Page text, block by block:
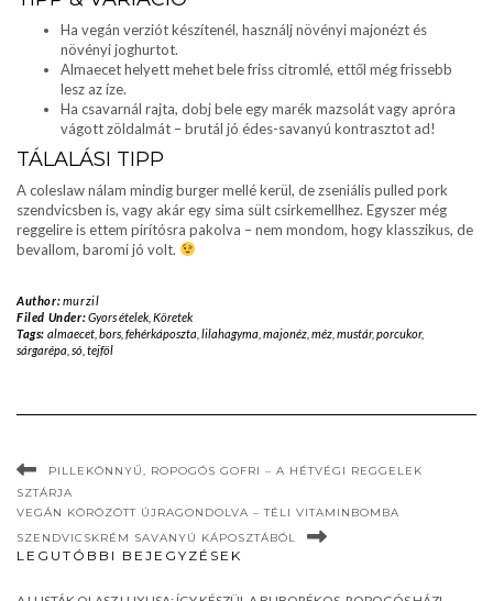
Ha vegán verziót készítenél, használj növényi majonézt és
növényi joghurtot.
Almaecet helyett mehet bele friss citromlé, ettől még frissebb
lesz az íze.
Ha csavarnál rajta, dobj bele egy marék mazsolát vagy apróra
vágott zöldalmát – brutál jó édes-savanyú kontrasztot ad!
TÁLALÁSI TIPP
A coleslaw nálam mindig burger mellé kerül, de zseniális pulled pork
szendvicsben is, vagy akár egy sima sült csirkemellhez. Egyszer még
reggelire is ettem pirítósra pakolva – nem mondom, hogy klasszikus, de
bevallom, baromi jó volt.
Author:murzil
Filed Under:Gyors ételek, Köretek
Tags: almaecet, bors, fehérkáposzta lilahagyma majonéz, méz, mustár, porcukor,
sárgarépa só tejföl
PILLEKÖNNYŰ, ROPOGÓS GOFRI – A HÉTVÉGI REGGELEK
SZTÁRJA
VEGÁN KÖRÖZÖTT ÚJRAGONDOLVA – TÉLI VITAMINBOMBA
SZENDVICSKRÉM SAVANYÚ KÁPOSZTÁBÓL
LEGUTÓBBI BEJEGYZÉSEK